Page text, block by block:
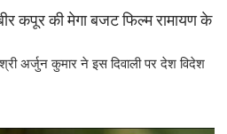
कपूर की मेगा बजट फिल्म रामायण के
अर्जुन कुमार ने इस दिवाली पर देश विदेश